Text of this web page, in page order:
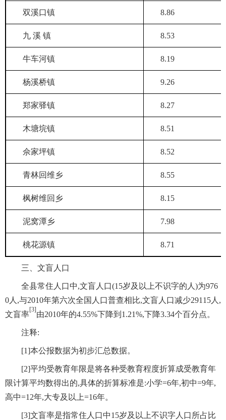
双溪口镇 8.86
九 溪 镇 8.53
牛车河镇 8.19
杨溪桥镇 9.26
郑家驿镇 8.27
木塘垸镇 8.51
佘家坪镇 8.52
青林回维乡 8.55
枫树维回乡 8.15
泥窝潭乡 7.98
桃花源镇 8.71
三、文盲人口
全县常住人口中,文盲人口(15岁及以上不识字的人)为976
0人,与2010年第六次全国人口普查相比,文盲人口减少29115人,
文盲率
[3]
由2010年的4.55%下降到1.21%,下降3.34个百分点。
注释:
[1]本公报数据为初步汇总数据。
[2]平均受教育年限是将各种受教育程度折算成受教育年
限计算平均数得出的,具体的折算标准是:小学=6年,初中=9年,
高中=12年,大专及以上=16年。
[3]文盲率是指常住人口中15岁及以上不识字人口所占比